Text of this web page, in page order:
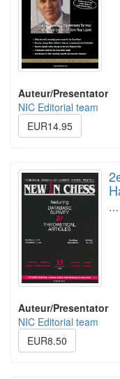
Auteur/Presentator
NIC Editorial team
EUR14.95
…
Auteur/Presentator
NIC Editorial team
EUR8.50